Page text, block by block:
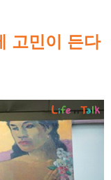
고민이 든다